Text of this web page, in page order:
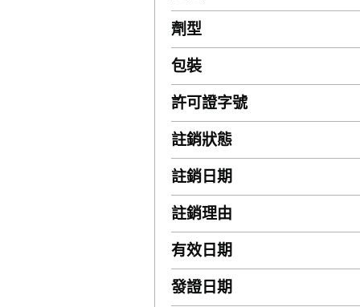
劑型
包裝
許可證字號
註銷狀態
註銷日期
註銷理由
有效日期
發證日期